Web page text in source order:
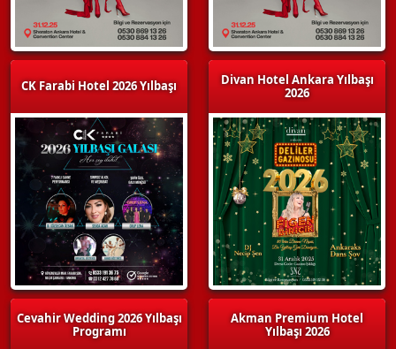
CK Farabi Hotel 2026 Yılbaşı
Cevahir Wedding 2026 Yılbaşı
Programı
Divan Hotel Ankara Yılbaşı
2026
Akman Premium Hotel
Yılbaşı 2026